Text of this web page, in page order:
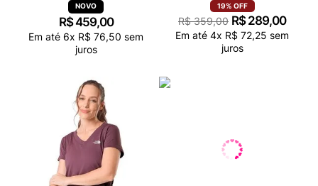
WARM CREW PRETO A028NJK3
R$459,00
Em até 6x R$ 76,50 sem
juros
PRETO A058NJK3
19% OFF
R$ 359,00 R$ 289,00
Em até 4x R$ 72,25 sem
juros